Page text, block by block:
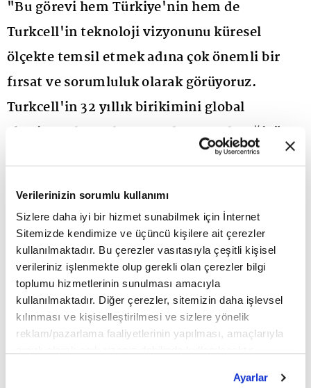
Verilerinizin sorumlu kullanımı
Sizlere daha iyi bir hizmet sunabilmek için İnternet
Sitemizde kendimize ve üçüncü kişilere ait çerezler
kullanılmaktadır. Bu çerezler vasıtasıyla çeşitli kişisel
verileriniz işlenmekte olup gerekli olan çerezler bilgi
toplumu hizmetlerinin sunulması amacıyla
kullanılmaktadır. Diğer çerezler, sitemizin daha işlevsel
kılınması ve kişiselleştirilmesi ve sizlere yönelik
reklam/pazarlama faaliyetlerinin yapılması, amaçlarıyla
belirleyebilirsiniz. Çerezlere ilişkin detaylı bilgi için
Ayarlar
"Bu görevi hem Türkiye'nin hem de
Turkcell'in teknoloji vizyonunu küresel
ölçekte temsil etmek adına çok önemli bir
fırsat ve sorumluluk olarak görüyoruz.
Turkcell'in 32 yıllık birikimini global
ekosistemle paylaşmaya devam edeceğiz"
Turkcell Genel Müdürü Dr. Ali Taha Koç, Dünya
GSM Birliği GSMA'nın Teknoloji Grubu Başkanı
oldu. Ürün ve teknoloji mimarisi, şebeke evrimi, iş
birliklerinin genişletilmesi, global standartlar ve
çalışma gruplarının koordinasyonu gibi başlıklarda
çalışmalar yürüterek Yönetim Kurulu'na destek